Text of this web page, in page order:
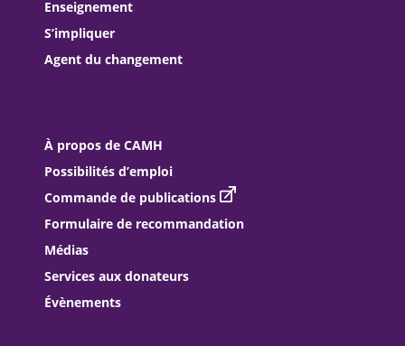
Enseignement
S’impliquer
Agent du changement
À propos de CAMH
Possibilités d’emploi
Commande de publications
Formulaire de recommandation
Médias
Services aux donateurs
Évènements